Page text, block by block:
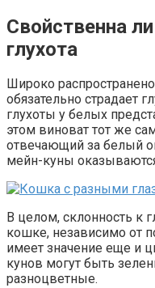
Свойственна
глухота
Широко
обязательно страдает
глухоты у белых
этом виноват тот же
отвечающий за белый
мейн-куны
В целом, склонность к
кошке, независимо от
имеет значение еще и
кунов могут быть
разноцветные.